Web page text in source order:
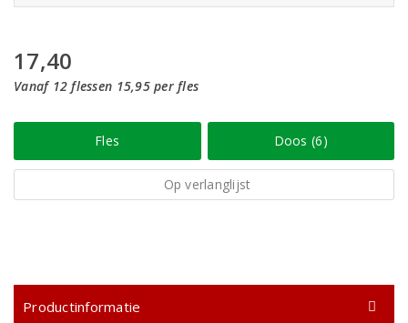
17,40
Vanaf 12 flessen 15,95 per fles
Fles Doos (6)
Op verlanglijst
Productinformatie